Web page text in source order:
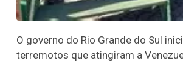
O governo do Rio Grande do Sul
terremotos que atingiram a